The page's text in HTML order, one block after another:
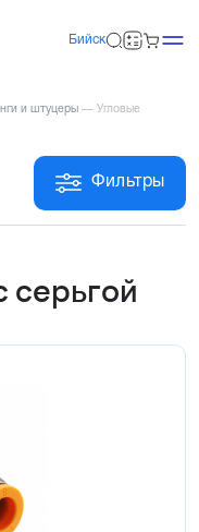
Бийск
и штуцеры — Угловые
Фильтры
серьгой